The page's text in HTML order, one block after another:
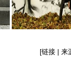
[链接 | 来